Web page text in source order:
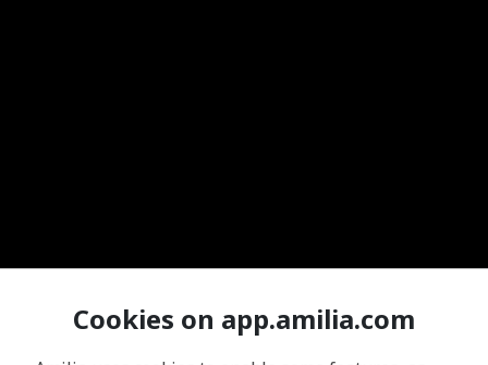
Cookies on app.amilia.com